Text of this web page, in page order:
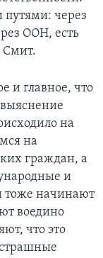
путями: через
ООН, есть
Смит.
и главное, что
на
на
граждан, а
и
тоже начинают
воедино
что это